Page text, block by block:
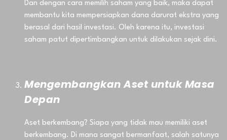
Dan dengan cara memilih saham yang baik, maka dapat
membantu kita mempersiapkan dana darurat ekstra yang
berasal dari hasil investasi. Oleh karena itu, investasi
saham patut dipertimbangkan untuk dilakukan sejak dini.
Mengembangkan Aset untuk Masa
Depan
Aset berkembang? Siapa yang tidak mau memiliki aset
berkembang. Di mana sangat bermanfaat, salah satunya